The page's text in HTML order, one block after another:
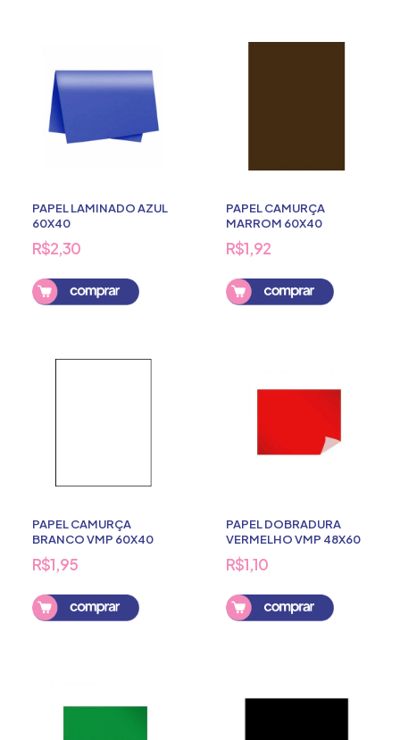
PAPEL LAMINADO AZUL
60X40
R$2,30
PAPEL CAMURÇA
MARROM 60X40
R$1,92
PAPEL CAMURÇA
BRANCO VMP 60X40
R$1,95
PAPEL DOBRADURA
VERMELHO VMP 48X60
R$1,10